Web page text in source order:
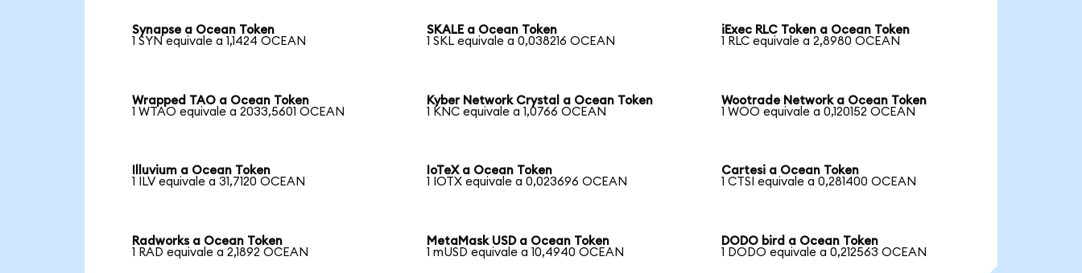
Synapse a Ocean Token
1 SYN equivale a 1,1424 OCEAN
SKALE a Ocean Token
1 SKL equivale a 0,038216 OCEAN
iExec RLC Token a Ocean Token
1 RLC equivale a 2,8980 OCEAN
Wrapped TAO a Ocean Token
1 WTAO equivale a 2033,5601 OCEAN
Kyber Network Crystal a Ocean Token
1 KNC equivale a 1,0766 OCEAN
Wootrade Network a Ocean Token
1 WOO equivale a 0,120152 OCEAN
Illuvium a Ocean Token
1 ILV equivale a 31,7120 OCEAN
IoTeX a Ocean Token
1 IOTX equivale a 0,023696 OCEAN
Cartesi a Ocean Token
1 CTSI equivale a 0,281400 OCEAN
Radworks a Ocean Token
1 RAD equivale a 2,1892 OCEAN
MetaMask USD a Ocean Token
1 mUSD equivale a 10,4940 OCEAN
DODO bird a Ocean Token
1 DODO equivale a 0,212563 OCEAN